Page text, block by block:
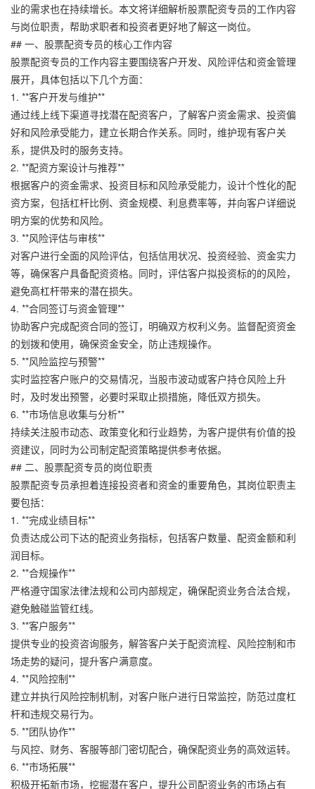
业的需求也在持续增长。本文将详细解析股票配资专员的工作内容
与岗位职责，帮助求职者和投资者更好地了解这一岗位。
## 一、股票配资专员的核心工作内容
股票配资专员的工作内容主要围绕客户开发、风险评估和资金管理
展开，具体包括以下几个方面：
1. **客户开发与维护**
通过线上线下渠道寻找潜在配资客户，了解客户资金需求、投资偏
好和风险承受能力，建立长期合作关系。同时，维护现有客户关
系，提供及时的服务支持。
2. **配资方案设计与推荐**
根据客户的资金需求、投资目标和风险承受能力，设计个性化的配
资方案，包括杠杆比例、资金规模、利息费率等，并向客户详细说
明方案的优势和风险。
3. **风险评估与审核**
对客户进行全面的风险评估，包括信用状况、投资经验、资金实力
等，确保客户具备配资资格。同时，评估客户拟投资标的的风险，
避免高杠杆带来的潜在损失。
4. **合同签订与资金管理**
协助客户完成配资合同的签订，明确双方权利义务。监督配资资金
的划拨和使用，确保资金安全，防止违规操作。
5. **风险监控与预警**
实时监控客户账户的交易情况，当股市波动或客户持仓风险上升
时，及时发出预警，必要时采取止损措施，降低双方损失。
6. **市场信息收集与分析**
持续关注股市动态、政策变化和行业趋势，为客户提供有价值的投
资建议，同时为公司制定配资策略提供参考依据。
## 二、股票配资专员的岗位职责
股票配资专员承担着连接投资者和资金的重要角色，其岗位职责主
要包括：
1. **完成业绩目标**
负责达成公司下达的配资业务指标，包括客户数量、配资金额和利
润目标。
2. **合规操作**
严格遵守国家法律法规和公司内部规定，确保配资业务合法合规，
避免触碰监管红线。
3. **客户服务**
提供专业的投资咨询服务，解答客户关于配资流程、风险控制和市
场走势的疑问，提升客户满意度。
4. **风险控制**
建立并执行风险控制机制，对客户账户进行日常监控，防范过度杠
杆和违规交易行为。
5. **团队协作**
与风控、财务、客服等部门密切配合，确保配资业务的高效运转。
6. **市场拓展**
积极开拓新市场，挖掘潜在客户，提升公司配资业务的市场占有